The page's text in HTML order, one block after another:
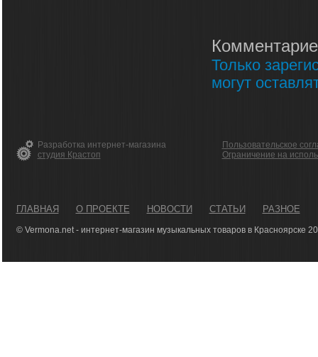
Только
могут
Разработка интернет-магазина
студия Крастоп
Пользовательское
Ограничение на
ГЛАВНАЯ О ПРОЕКТЕ НОВОСТИ СТАТЬИ РАЗНОЕ
© Vermona.net - интернет-магазин музыкальных товаров в Красноярске